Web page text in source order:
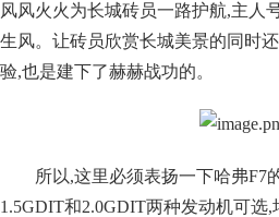
风风火火为长城砖员一路护航,主人
生风。让砖员欣赏长城美景的同时
验,也是建下了赫赫战功的。
所以,这里必须表扬一下哈弗F7
1.5GDIT和2.0GDIT两种发动机可选,